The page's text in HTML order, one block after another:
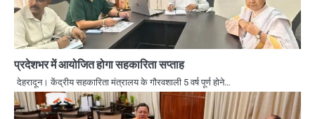
प्रदेशभर में आयोजित होगा सहकारिता सप्ताह
देहरादून। केंद्रीय सहकारिता मंत्रालय के गौरवशाली 5 वर्ष पूर्ण होने…